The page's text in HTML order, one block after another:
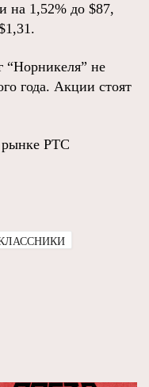
1,52% до $87,
“Норникеля” не
года. Акции стоят
рынке РТС